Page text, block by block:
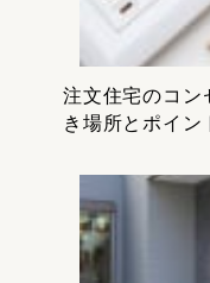
注文住宅のコン
き場所とポイン